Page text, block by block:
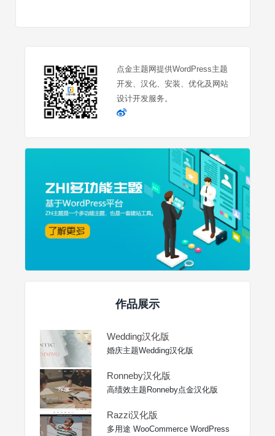
点金主题网提供WordPress主题
开发、汉化、安装、优化及网站
设计开发服务。
作品展示
Wedding汉化版
婚庆主题Wedding汉化版
Ronneby汉化版
高绩效主题Ronneby点金汉化版
Razzi汉化版
多用途 WooCommerce WordPress